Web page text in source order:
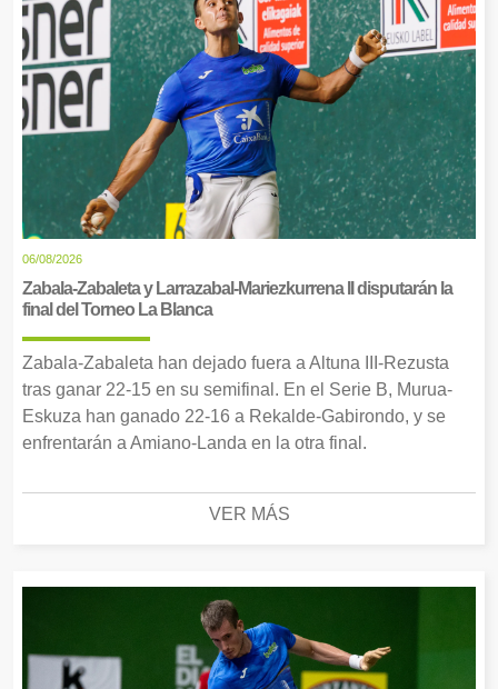
06/08/2026
Zabala-Zabaleta y Larrazabal-Mariezkurrena II disputarán la
final del Torneo La Blanca
Zabala-Zabaleta han dejado fuera a Altuna III-Rezusta
tras ganar 22-15 en su semifinal. En el Serie B, Murua-
Eskuza han ganado 22-16 a Rekalde-Gabirondo, y se
enfrentarán a Amiano-Landa en la otra final.
VER MÁS